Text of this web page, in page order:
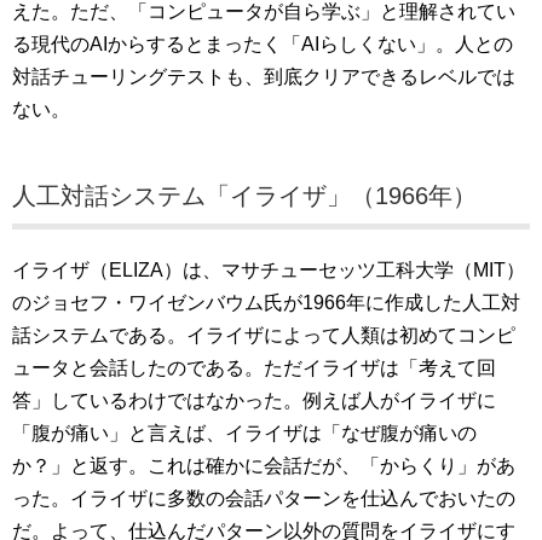
えた。ただ、「コンピュータが自ら学ぶ」と理解されてい
る現代のAIからするとまったく「AIらしくない」。人との
対話チューリングテストも、到底クリアできるレベルでは
ない。
人工対話システム「イライザ」（1966年）
イライザ（ELIZA）は、マサチューセッツ工科大学（MIT）
のジョセフ・ワイゼンバウム氏が1966年に作成した人工対
話システムである。イライザによって人類は初めてコンピ
ュータと会話したのである。ただイライザは「考えて回
答」しているわけではなかった。例えば人がイライザに
「腹が痛い」と言えば、イライザは「なぜ腹が痛いの
か？」と返す。これは確かに会話だが、「からくり」があ
った。イライザに多数の会話パターンを仕込んでおいたの
だ。よって、仕込んだパターン以外の質問をイライザにす